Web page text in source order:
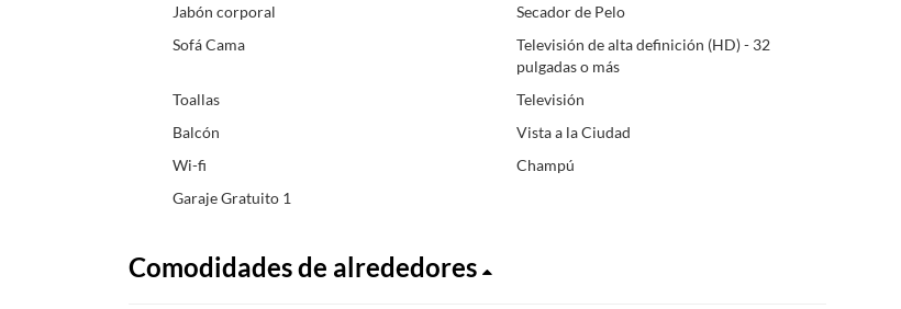
Jabón corporal
Secador de Pelo
Sofá Cama
Televisión de alta definición (HD) - 32
pulgadas o más
Toallas
Televisión
Balcón
Vista a la Ciudad
Wi-fi
Champú
Garaje Gratuito 1
Comodidades de alrededores